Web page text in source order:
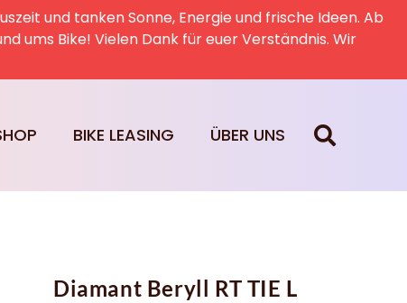
und tanken Sonne, Energie und frische Ideen. Ab
ums Bike! Vielen Dank für euer Verständnis. Wir
BIKE LEASING ÜBER UNS
Diamant Beryll RT TIE L